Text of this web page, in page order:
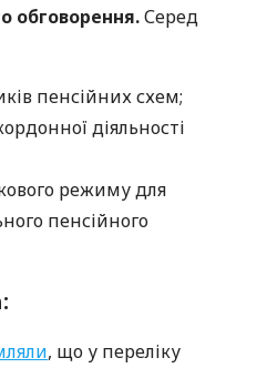
обговорення.Серед
пенсійних схем;
діяльності
режиму для
пенсійного
, що у переліку